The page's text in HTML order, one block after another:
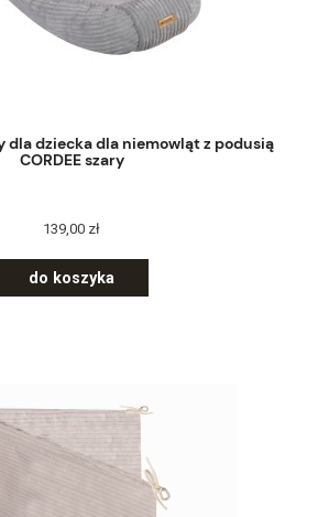
dla dziecka dla niemowląt z podusią
CORDEE szary
139,00 zł
do koszyka